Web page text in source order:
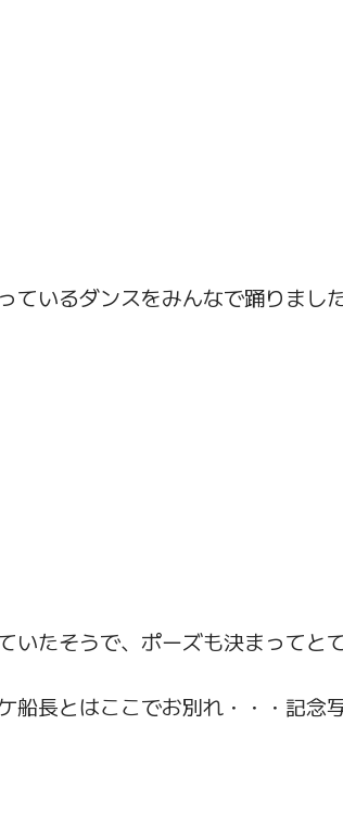
ているダンスをみんなで踊りまし
いたそうで、ポーズも決まってと
船長とはここでお別れ・・・記念